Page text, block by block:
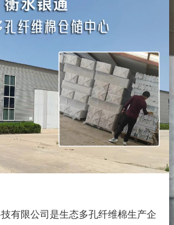
有限公司是生态多孔纤维棉生产企